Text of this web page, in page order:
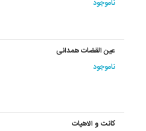
ناموجود
عین القضات همدانی
ناموجود
کانت و الاهیات